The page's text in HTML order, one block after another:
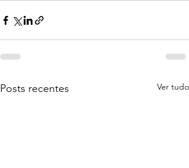
Posts recentes Ver tudo